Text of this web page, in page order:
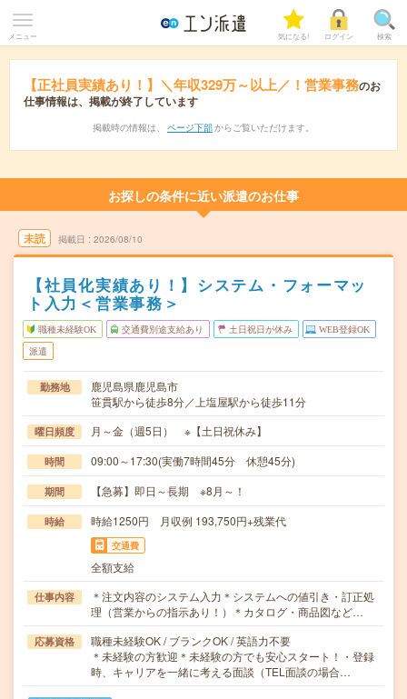
メニュー 気になる! ログイン 検索
【正社員実績あり！】＼年収329万～以上／！営業事務のお
仕事情報は、掲載が終了しています
掲載時の情報は、 ページ下部 からご覧いただけます。
お探しの条件に近い派遣のお仕事
未読 掲載日 2026/08/10
【社員化実績あり！】システム・フォーマッ
ト入力＜営業事務＞
職種未経験OK 交通費別途支給あり 土日祝日が休み WEB登録OK
派遣
勤務地
鹿児島県鹿児島市
笹貫駅から徒歩8分／上塩屋駅から徒歩11分
曜日頻度 月～金（週5日） ※【土日祝休み】
時間 09:00～17:30(実働7時間45分 休憩45分)
期間 【急募】即日～長期 ※8月～！
時給 時給1250円 月収例 193,750円+残業代
交通費
全額支給
仕事内容
＊注文内容のシステム入力＊システムへの値引き・訂正処
理（営業からの指示あり！）＊カタログ・商品図など…
応募資格
職種未経験OK / ブランクOK / 英語力不要
＊未経験の方歓迎＊未経験の方でも安心スタート！・登録
時、キャリアを一緒に考える面談（TEL面談の場合…